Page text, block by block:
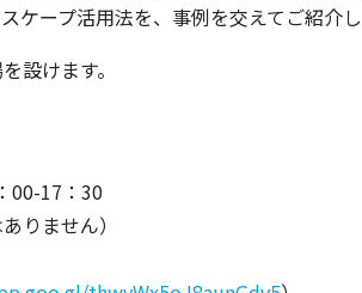
ケープ活用法を、事例を交えてご紹介
設けます。
00-17：30
りません）